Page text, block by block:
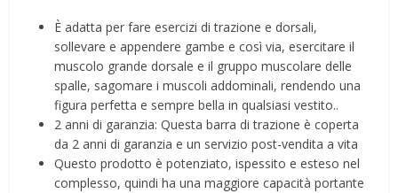
È adatta per fare esercizi di trazione e dorsali,
sollevare e appendere gambe e così via, esercitare il
muscolo grande dorsale e il gruppo muscolare delle
spalle, sagomare i muscoli addominali, rendendo una
figura perfetta e sempre bella in qualsiasi vestito..
2 anni di garanzia: Questa barra di trazione è coperta
da 2 anni di garanzia e un servizio post-vendita a vita
Questo prodotto è potenziato, ispessito e esteso nel
complesso, quindi ha una maggiore capacità portante